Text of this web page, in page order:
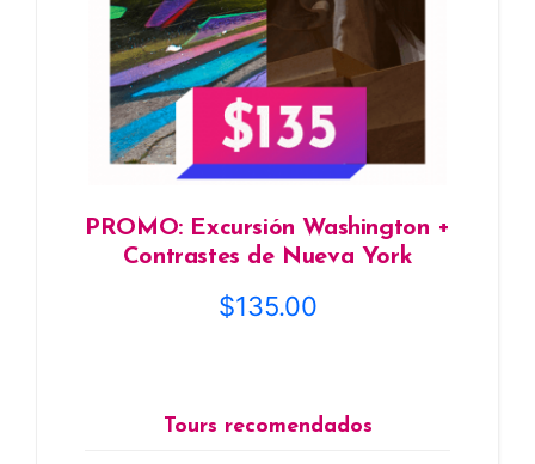
PROMO: Excursión Washington +
Contrastes de Nueva York
$135.00
Tours recomendados